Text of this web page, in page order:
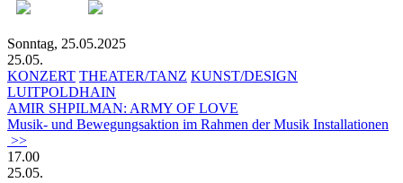
Sonntag, 25.05.2025
25.05.
KONZERT THEATER/TANZ KUNST/DESIGN
LUITPOLDHAIN
AMIR SHPILMAN: ARMY OF LOVE
Musik- und Bewegungsaktion im Rahmen der Musik Installationen
>>
17.00
25.05.